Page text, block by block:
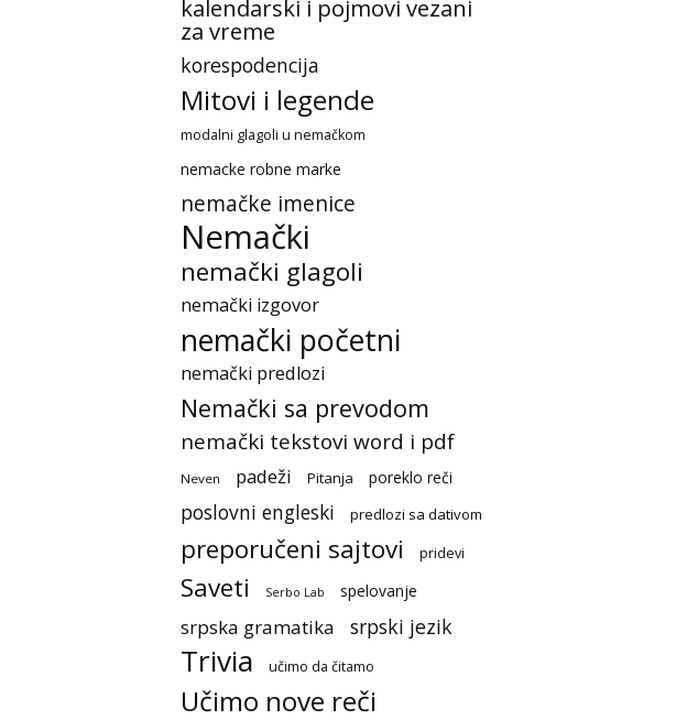
kalendarski i pojmovi vezani
za vreme
korespodencija
Mitovi i legende
modalni glagoli u nemačkom
nemacke robne marke
nemačke imenice
Nemački
nemački glagoli
nemački izgovor
nemački početni
nemački predlozi
Nemački sa prevodom
nemački tekstovi word i pdf
Neven padeži Pitanja poreklo reči
poslovni engleski predlozi sa dativom
preporučeni sajtovi pridevi
Saveti Serbo Lab spelovanje
srpska gramatika srpski jezik
Trivia učimo da čitamo
Učimo nove reči